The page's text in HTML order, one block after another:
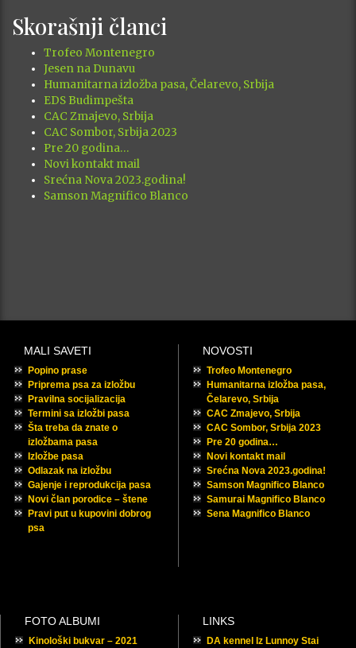
Skorašnji članci
Trofeo Montenegro
Jesen na Dunavu
Humanitarna izložba pasa, Čelarevo, Srbija
EDS Budimpešta
CAC Zmajevo, Srbija
CAC Sombor, Srbija 2023
Pre 20 godina…
Novi kontakt mail
Srećna Nova 2023.godina!
Samson Magnifico Blanco
MALI SAVETI
Popino prase
Priprema psa za izložbu
Pravilna socijalizacija
Termini sa izložbi pasa
Šta treba da znate o
izložbama pasa
Izložbe pasa
Odlazak na izložbu
Gajenje i reprodukcija pasa
Novi član porodice – štene
Pravi put u kupovini dobrog
psa
NOVOSTI
Trofeo Montenegro
Humanitarna izložba pasa,
Čelarevo, Srbija
CAC Zmajevo, Srbija
CAC Sombor, Srbija 2023
Pre 20 godina…
Novi kontakt mail
Srećna Nova 2023.godina!
Samson Magnifico Blanco
Samurai Magnifico Blanco
Sena Magnifico Blanco
FOTO ALBUMI
Kinološki bukvar – 2021
LINKS
DA kennel Iz Lunnoy Stai